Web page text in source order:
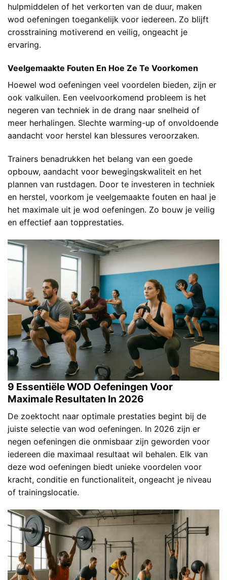
hulpmiddelen of het verkorten van de duur, maken
wod oefeningen toegankelijk voor iedereen. Zo blijft
crosstraining motiverend en veilig, ongeacht je
ervaring.
Veelgemaakte Fouten En Hoe Ze Te Voorkomen
Hoewel wod oefeningen veel voordelen bieden, zijn er
ook valkuilen. Een veelvoorkomend probleem is het
negeren van techniek in de drang naar snelheid of
meer herhalingen. Slechte warming-up of onvoldoende
aandacht voor herstel kan blessures veroorzaken.
Trainers benadrukken het belang van een goede
opbouw, aandacht voor bewegingskwaliteit en het
plannen van rustdagen. Door te investeren in techniek
en herstel, voorkom je veelgemaakte fouten en haal je
het maximale uit je wod oefeningen. Zo bouw je veilig
en effectief aan topprestaties.
9 Essentiële WOD Oefeningen Voor
Maximale Resultaten In 2026
De zoektocht naar optimale prestaties begint bij de
juiste selectie van wod oefeningen. In 2026 zijn er
negen oefeningen die onmisbaar zijn geworden voor
iedereen die maximaal resultaat wil behalen. Elk van
deze wod oefeningen biedt unieke voordelen voor
kracht, conditie en functionaliteit, ongeacht je niveau
of trainingslocatie.